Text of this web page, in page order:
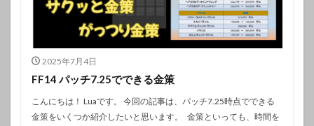
2025年7月4日
FF14 パッチ7.25でできる金策
こんにちは！ Luaです。 今回の記事は、パッチ7.25時点でできる
金策をいくつか紹介したいと思います。 金策といっても、時間を